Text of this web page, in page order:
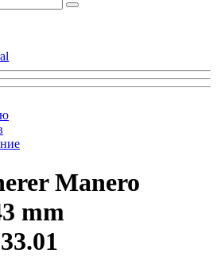
Manero
mm